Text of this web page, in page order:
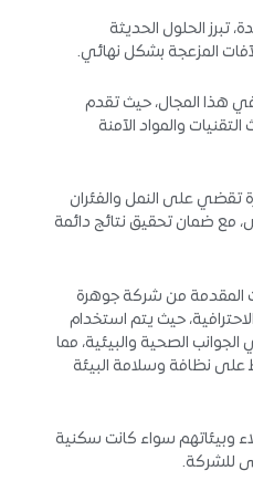
تبرز الحلول الحديثة
المزعجة بشكل نهائي.
هذا المجال، حيث تقدم
والمواد الآمنة
على النمل والفئران
مع ضمان تحقيق نتائج دائمة
المقدمة من شركة جوهرة
حيث يتم استخدام
الصحية والبيئية، مما
نظافة وسلامة البيئة
وبيئاتهم سواء كانت سكنية
للشركة.